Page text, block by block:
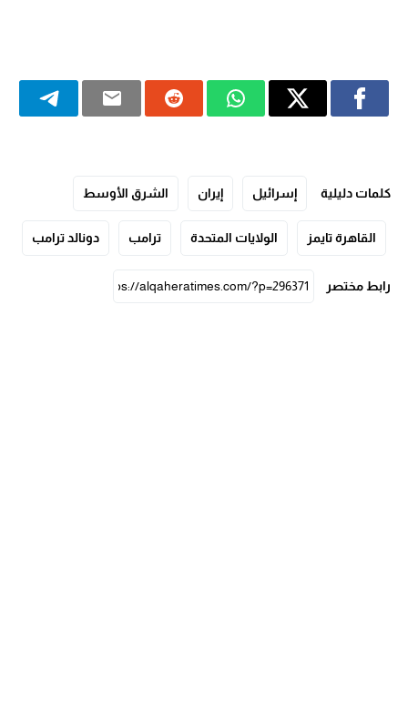
كلمات دليلية إسرائيل إيران الشرق الأوسط
القاهرة تايمز الولايات المتحدة ترامب دونالد ترامب
رابط مختصر